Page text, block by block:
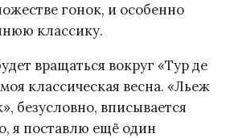
гонок, и особенно
классику.
вращаться вокруг «Тур де
классическая весна. «Льеж
безусловно, вписывается
я поставлю ещё один